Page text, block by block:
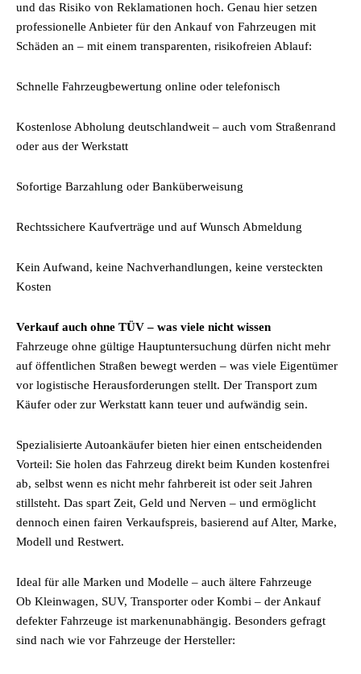
und das Risiko von Reklamationen hoch. Genau hier setzen
professionelle Anbieter für den Ankauf von Fahrzeugen mit
Schäden an – mit einem transparenten, risikofreien Ablauf:
Schnelle Fahrzeugbewertung online oder telefonisch
Kostenlose Abholung deutschlandweit – auch vom Straßenrand
oder aus der Werkstatt
Sofortige Barzahlung oder Banküberweisung
Rechtssichere Kaufverträge und auf Wunsch Abmeldung
Kein Aufwand, keine Nachverhandlungen, keine versteckten
Kosten
Verkauf auch ohne TÜV – was viele nicht wissen
Fahrzeuge ohne gültige Hauptuntersuchung dürfen nicht mehr
auf öffentlichen Straßen bewegt werden – was viele Eigentümer
vor logistische Herausforderungen stellt. Der Transport zum
Käufer oder zur Werkstatt kann teuer und aufwändig sein.
Spezialisierte Autoankäufer bieten hier einen entscheidenden
Vorteil: Sie holen das Fahrzeug direkt beim Kunden kostenfrei
ab, selbst wenn es nicht mehr fahrbereit ist oder seit Jahren
stillsteht. Das spart Zeit, Geld und Nerven – und ermöglicht
dennoch einen fairen Verkaufspreis, basierend auf Alter, Marke,
Modell und Restwert.
Ideal für alle Marken und Modelle – auch ältere Fahrzeuge
Ob Kleinwagen, SUV, Transporter oder Kombi – der Ankauf
defekter Fahrzeuge ist markenunabhängig. Besonders gefragt
sind nach wie vor Fahrzeuge der Hersteller: